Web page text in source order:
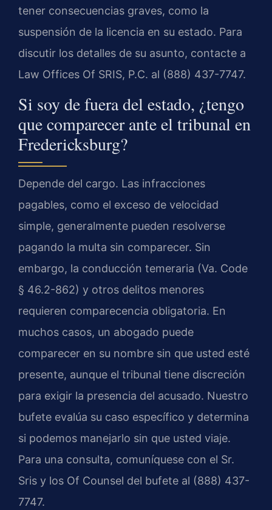
tener consecuencias graves, como la
suspensión de la licencia en su estado. Para
discutir los detalles de su asunto, contacte a
Law Offices Of SRIS, P.C. al (888) 437-7747.
Si soy de fuera del estado, ¿tengo
que comparecer ante el tribunal en
Fredericksburg?
Depende del cargo. Las infracciones
pagables, como el exceso de velocidad
simple, generalmente pueden resolverse
pagando la multa sin comparecer. Sin
embargo, la conducción temeraria (Va. Code
§ 46.2-862) y otros delitos menores
requieren comparecencia obligatoria. En
muchos casos, un abogado puede
comparecer en su nombre sin que usted esté
presente, aunque el tribunal tiene discreción
para exigir la presencia del acusado. Nuestro
bufete evalúa su caso específico y determina
si podemos manejarlo sin que usted viaje.
Para una consulta, comuníquese con el Sr.
Sris y los Of Counsel del bufete al (888) 437-
7747.